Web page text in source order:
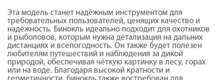
Эта модель станет надёжным инструментом для
требовательных пользователей, ценящих качество и
надёжность. Бинокль идеально подходит для охотников
и рыболовов, которым нужна детализация на дальних
дистанциях и всепогодность. Он также будет полезен
любителям путешествий и наблюдения за дикой
природой, обеспечивая чёткую картинку в лесу, горах
или на воде. Благодаря высокой кратности и